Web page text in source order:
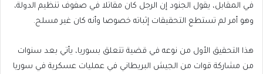
في المقابل، يقول الجنود إن الرجل كان مقاتلا في صفوف تنظيم الدولة،
وهو أمر لم تستطع التحقيقات إثباته خصوصا وأنه كان غير مسلح.
هذا التحقيق الأول من نوعه في قضية تتعلق بسوريا، يأتي بعد سنوات
من مشاركة قوات من الجيش البريطاني في عمليات عسكرية في سوريا